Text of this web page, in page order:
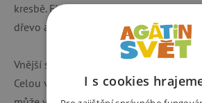
kresbě. Fixy lze použít na mnoho
dřevo atd.
Vnější strana kufříku je koncipována
Celou velkou plochu vrchního i
I s cookies